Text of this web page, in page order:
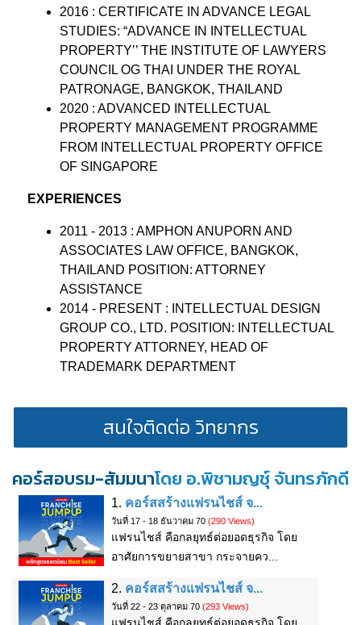
2016 : CERTIFICATE IN ADVANCE LEGAL
STUDIES: “ADVANCE IN INTELLECTUAL
PROPERTY’’ THE INSTITUTE OF LAWYERS
COUNCIL OG THAI UNDER THE ROYAL
PATRONAGE, BANGKOK, THAILAND
2020 : ADVANCED INTELLECTUAL
PROPERTY MANAGEMENT PROGRAMME
FROM INTELLECTUAL PROPERTY OFFICE
OF SINGAPORE
EXPERIENCES
2011 - 2013 : AMPHON ANUPORN AND
ASSOCIATES LAW OFFICE, BANGKOK,
THAILAND POSITION: ATTORNEY
ASSISTANCE
2014 - PRESENT : INTELLECTUAL DESIGN
GROUP CO., LTD. POSITION: INTELLECTUAL
PROPERTY ATTORNEY, HEAD OF
TRADEMARK DEPARTMENT
สนใจติดต่อ วิทยากร
คอร์สอบรม-สัมมนาโดย อ.พิชามญชุ์ จันทรภักดี
1. คอร์สสร้างแฟรนไชส์ จ...
วันที่ 17 - 18 ธันวาคม 70 (290 Views)
แฟรนไชส์ คือกลยุทธ์ต่อยอดธุรกิจ โดย
อาศัยการขยายสาขา กระจายคว...
2. คอร์สสร้างแฟรนไชส์ จ...
วันที่ 22 - 23 ตุลาคม 70 (293 Views)